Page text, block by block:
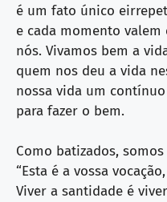
é um fato único
e cada momento valem
nós. Vivamos bem a
quem nos deu a vida
nossa vida um
para fazer o bem.
Como batizados,
“Esta é a vossa
Viver a santidade é